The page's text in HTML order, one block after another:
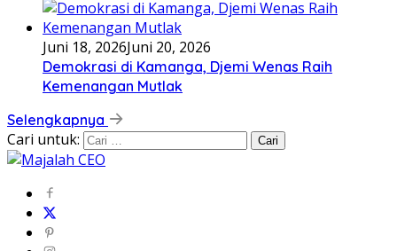
Juni 18, 2026Juni 20, 2026
Demokrasi di Kamanga, Djemi Wenas Raih
Kemenangan Mutlak
Selengkapnya
Cari untuk: